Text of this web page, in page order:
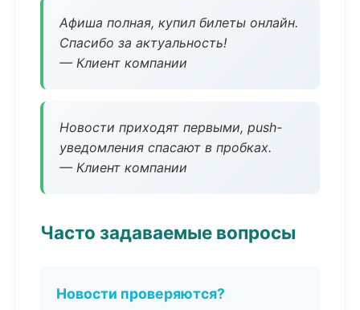
Афиша полная, купил билеты онлайн.
Спасибо за актуальность!
— Клиент компании
Новости приходят первыми, push-
уведомления спасают в пробках.
— Клиент компании
Часто задаваемые вопросы
Новости проверяются?